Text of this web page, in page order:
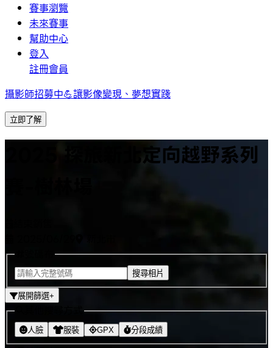
賽事瀏覽
未來賽事
幫助中心
登入
註冊會員
攝影師招募中💪讓影像變現、夢想實踐
立即了解
2025 探旅新北定向越野系列
搜尋相片
展開篩選+
人臉 服裝 GPX 分段成績